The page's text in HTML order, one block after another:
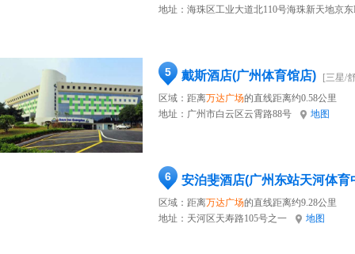
地址： 海珠区工业大道北110号海珠新天地京
5 戴斯酒店(广州体育馆店)
[三星/
区域：距离万达广场的直线距离约0.58公里
地址： 广州市白云区云霄路88号 地图
6 安泊斐酒店(广州东站天河体育
区域：距离万达广场的直线距离约9.28公里
地址： 天河区天寿路105号之一 地图